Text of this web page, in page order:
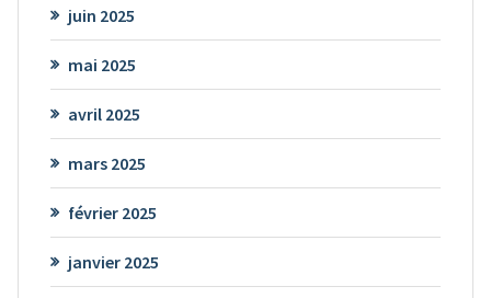
juin 2025
mai 2025
avril 2025
mars 2025
février 2025
janvier 2025